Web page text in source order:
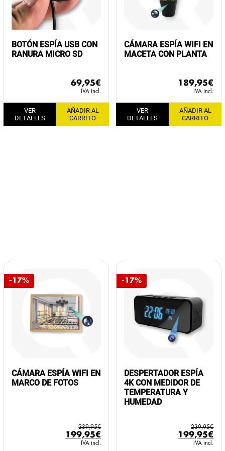
BOTÓN ESPÍA USB CON
RANURA MICRO SD
69,95€
IVA incl.
VER
DETALLES
AÑADIR AL
CARRITO
CÁMARA ESPÍA WIFI EN
MACETA CON PLANTA
189,95€
IVA incl.
VER
DETALLES
AÑADIR AL
CARRITO
-17%
CÁMARA ESPÍA WIFI EN
MARCO DE FOTOS
239,95€
El
precio
199,95€
precio
IVA incl.
-17%
DESPERTADOR ESPÍA
4K CON MEDIDOR DE
TEMPERATURA Y
HUMEDAD
239,95€
El
precio
199,95€
IVA incl.